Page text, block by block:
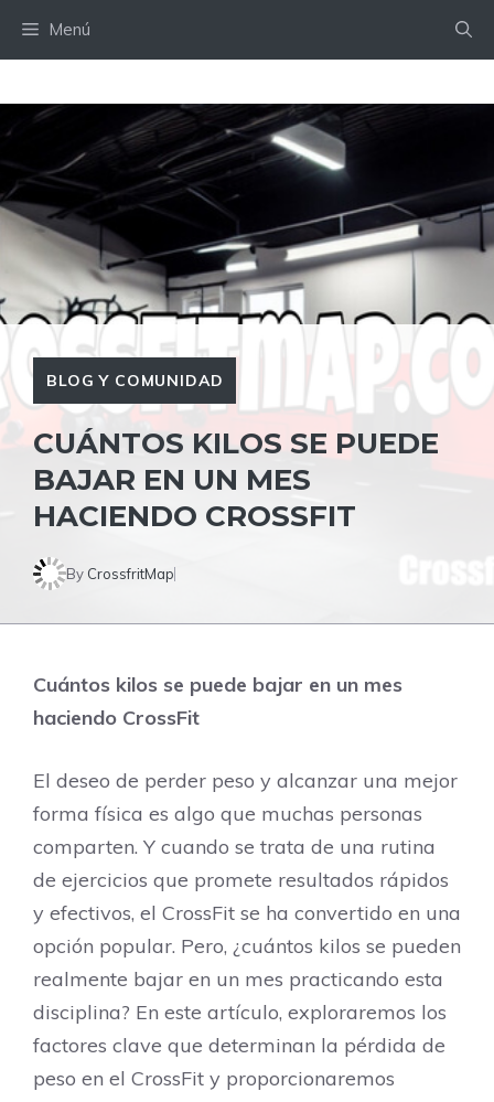
Menú
BLOG Y COMUNIDAD
CUÁNTOS KILOS SE PUEDE
BAJAR EN UN MES
HACIENDO CROSSFIT
By CrossfritMap
Cuántos kilos se puede bajar en un mes
haciendo CrossFit
El deseo de perder peso y alcanzar una mejor
forma física es algo que muchas personas
comparten. Y cuando se trata de una rutina
de ejercicios que promete resultados rápidos
y efectivos, el CrossFit se ha convertido en una
opción popular. Pero, ¿cuántos kilos se pueden
realmente bajar en un mes practicando esta
disciplina? En este artículo, exploraremos los
factores clave que determinan la pérdida de
peso en el CrossFit y proporcionaremos